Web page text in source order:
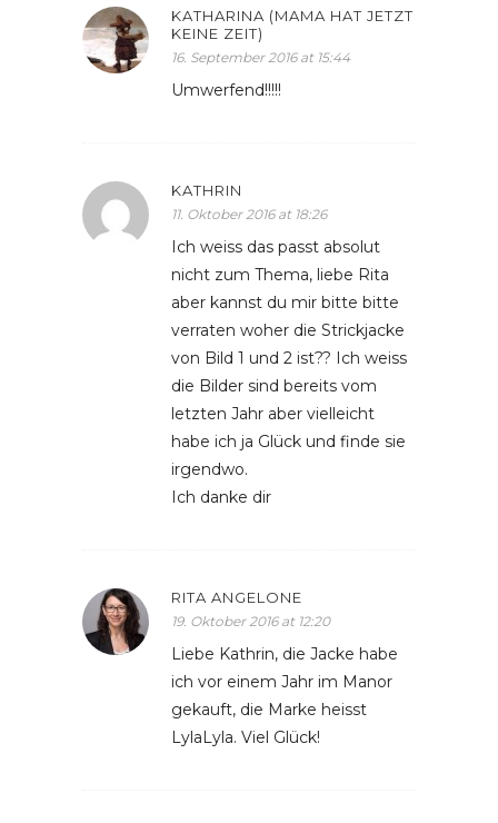
KATHARINA (MAMA HAT JETZT
KEINE ZEIT)
16. September 2016 at 15:44
Umwerfend!!!!!
KATHRIN
11. Oktober 2016 at 18:26
Ich weiss das passt absolut
nicht zum Thema, liebe Rita
aber kannst du mir bitte bitte
verraten woher die Strickjacke
von Bild 1 und 2 ist?? Ich weiss
die Bilder sind bereits vom
letzten Jahr aber vielleicht
habe ich ja Glück und finde sie
irgendwo.
Ich danke dir
RITA ANGELONE
19. Oktober 2016 at 12:20
Liebe Kathrin, die Jacke habe
ich vor einem Jahr im Manor
gekauft, die Marke heisst
LylaLyla. Viel Glück!